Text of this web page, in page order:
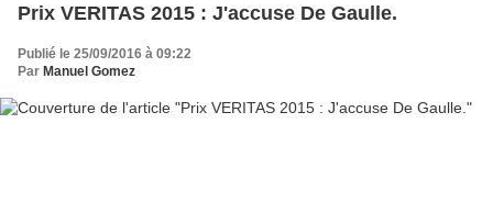
Prix VERITAS 2015 : J'accuse De Gaulle.
Publié le 25/09/2016 à 09:22
Par Manuel Gomez